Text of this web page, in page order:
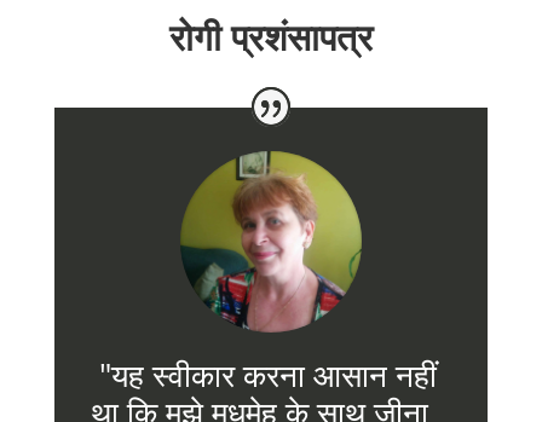
रोगी प्रशंसापत्र
"यह स्वीकार करना आसान नहीं
था कि मुझे मधुमेह के साथ जीना